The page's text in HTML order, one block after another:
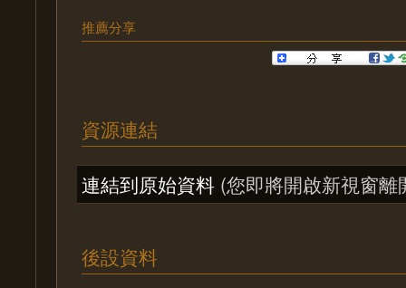
推薦分享
資源連結
連結到原始資料 (您即將開啟新視窗離
後設資料